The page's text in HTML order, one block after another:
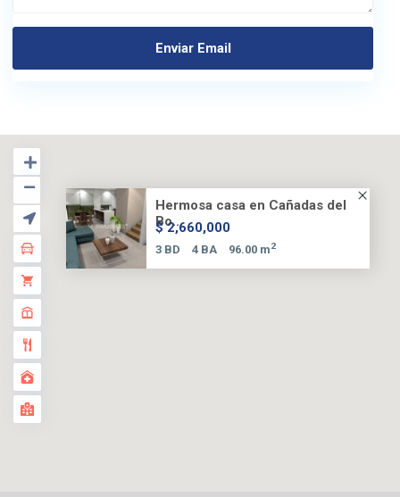
Hermosa casa en Cañadas del
Bo...
$ 2,660,000
3 BD 4 BA 96.00 m2